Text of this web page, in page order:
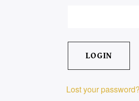
Lost your password?